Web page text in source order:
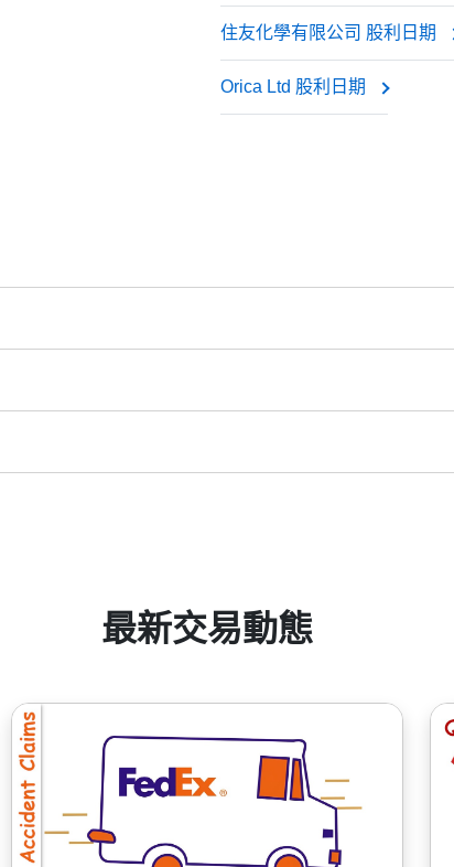
值, 如同您持有實際股票一般.
住友化學有限公司 股利日期
Orica Ltd 股利日期
）
戶杠杆（最高1:20）
主要交易所 -
票- 0.03加元/股. 當開立和結清頭寸時收取手續費.
中國股票最低手續費為8HKD, 日本股票 -100JPY, 加拿
最新交易動態